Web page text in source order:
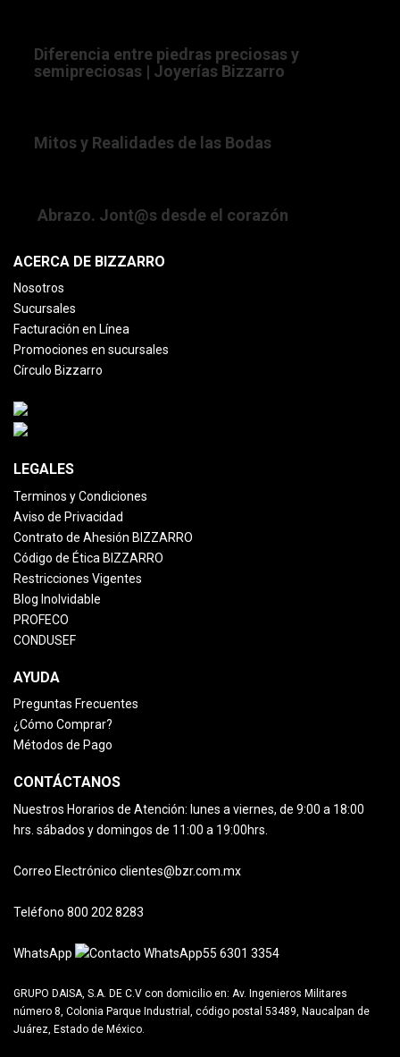
Diferencia entre piedras preciosas y
semipreciosas | Joyerías Bizzarro
Mitos y Realidades de las Bodas
Abrazo. Jont@s desde el corazón
ACERCA DE BIZZARRO
Nosotros
Sucursales
Facturación en Línea
Promociones en sucursales
Círculo Bizzarro
LEGALES
Terminos y Condiciones
Aviso de Privacidad
Contrato de Ahesión BIZZARRO
Código de Ética BIZZARRO
Restricciones Vigentes
Blog Inolvidable
PROFECO
CONDUSEF
AYUDA
Preguntas Frecuentes
¿Cómo Comprar?
Métodos de Pago
CONTÁCTANOS
Nuestros Horarios de Atención: lunes a viernes, de 9:00 a 18:00
hrs. sábados y domingos de 11:00 a 19:00hrs.
Correo Electrónico clientes@bzr.com.mx
Teléfono 800 202 8283
WhatsApp 55 6301 3354
GRUPO DAISA, S.A. DE C.V con domicilio en: Av. Ingenieros Militares
número 8, Colonia Parque Industrial, código postal 53489, Naucalpan de
Juárez, Estado de México.